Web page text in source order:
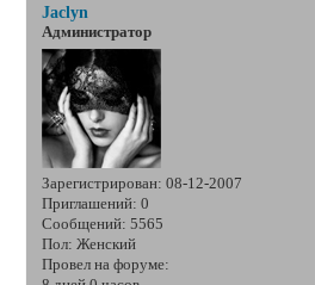
Jaclyn
Администратор
Зарегистрирован: 08-12-2007
Приглашений: 0
Сообщений: 5565
Пол: Женский
Провел на форуме: